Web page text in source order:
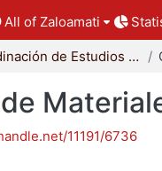
All of Zaloamati
Coordinación de Estudios de Posgrado - CBI
11191/6736